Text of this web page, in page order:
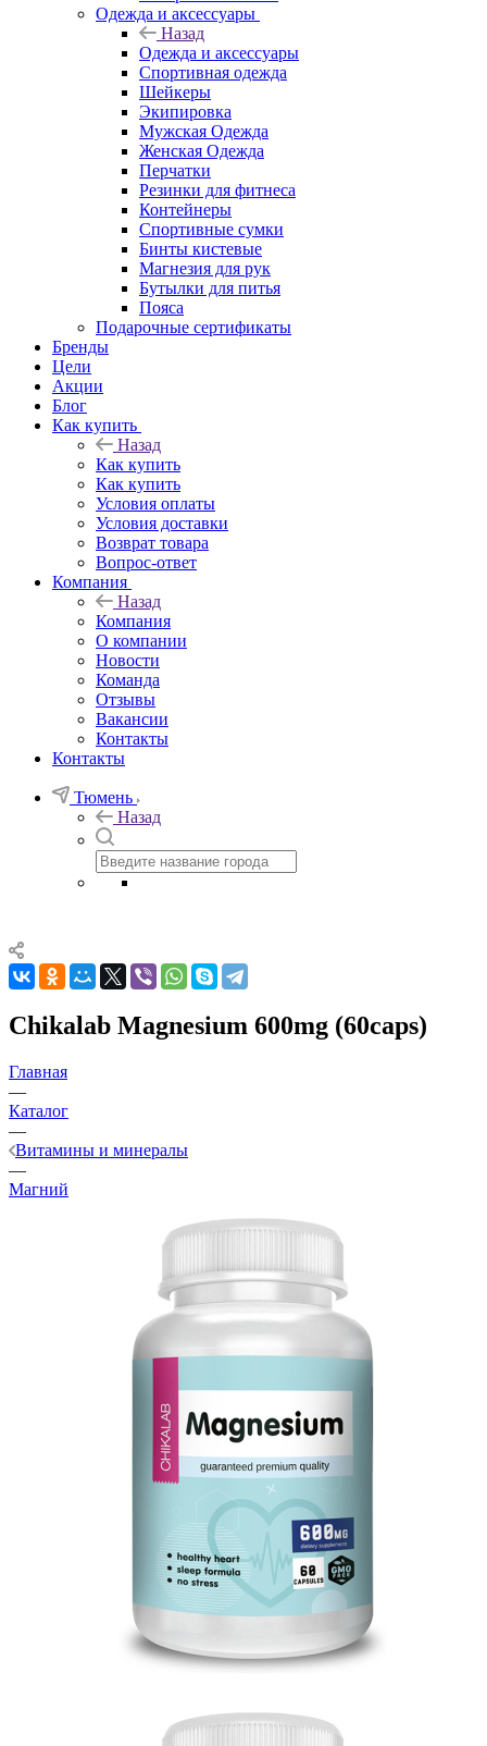
Одежда и аксессуары
Назад
Одежда и аксессуары
Спортивная одежда
Шейкеры
Экипировка
Мужская Одежда
Женская Одежда
Перчатки
Резинки для фитнеса
Контейнеры
Спортивные сумки
Бинты кистевые
Магнезия для рук
Бутылки для питья
Пояса
Подарочные сертификаты
Бренды
Цели
Акции
Блог
Как купить
Назад
Как купить
Как купить
Условия оплаты
Условия доставки
Возврат товара
Вопрос-ответ
Компания
Назад
Компания
О компании
Новости
Команда
Отзывы
Вакансии
Контакты
Контакты
Тюмень
Назад
Chikalab Magnesium 600mg (60caps)
Главная
—
Каталог
—
Витамины и минералы
—
Магний